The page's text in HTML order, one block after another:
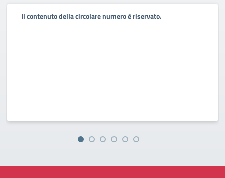
Il contenuto della circolare numero è riservato.